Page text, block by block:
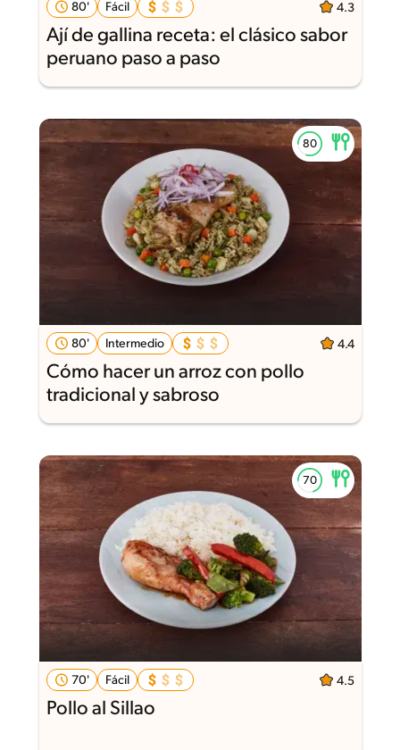
80' Fácil 4.3
Ají de gallina receta: el clásico sabor
peruano paso a paso
80' Intermedio 4.4
Cómo hacer un arroz con pollo
tradicional y sabroso
70' Fácil 4.5
Pollo al Sillao